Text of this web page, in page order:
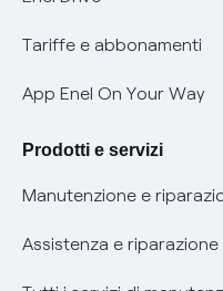
Phishing e truffe online
Verifica chi ti ha chiamato
Agevolazione utenti con
Informativa RAEE
Tariffe e abbonamenti
App Enel On Your Way
Prodotti e servizi
Manutenzione e
Assistenza e